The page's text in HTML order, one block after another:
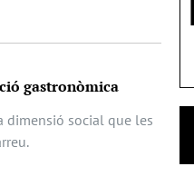
gastronòmica
dimensió social que les